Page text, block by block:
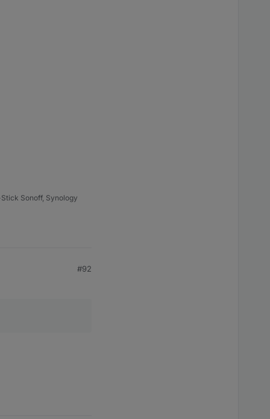
Sonoff, Synology
#92